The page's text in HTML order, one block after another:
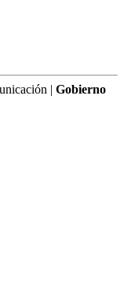
| Gobierno